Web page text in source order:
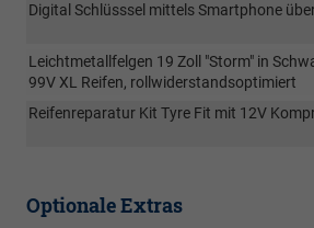
Digital Schlüsssel mittels Smartphone
Leichtmetallfelgen 19 Zoll "Storm" in
99V XL Reifen, rollwiderstandsoptimiert
Reifenreparatur Kit Tyre Fit mit 12V
Optionale Extras